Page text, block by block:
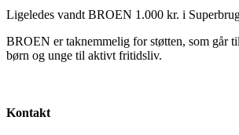
Ligeledes vandt BROEN 1.000 kr. i
BROEN er taknemmelig for støtten, som går
børn og unge til aktivt fritidsliv.
Kontakt